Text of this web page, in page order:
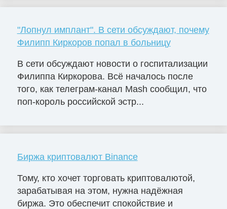
"Лопнул имплант". В сети обсуждают, почему
Филипп Киркоров попал в больницу
В сети обсуждают новости о госпитализации
Филиппа Киркорова. Всё началось после
того, как телеграм-канал Mash сообщил, что
поп-король российской эстр...
Биржа криптовалют Binance
Тому, кто хочет торговать криптовалютой,
зарабатывая на этом, нужна надёжная
биржа. Это обеспечит спокойствие и